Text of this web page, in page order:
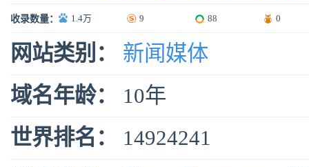
收录数量： 1.4万 9 88 0
网站类别：
新闻媒体
域名年龄：
10年
世界排名：
14924241